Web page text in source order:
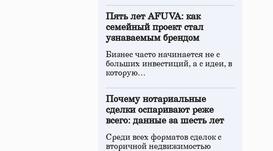
Пять лет AFUVA: как
семейный проект стал
узнаваемым брендом
Бизнес часто начинается не с
больших инвестиций, а с идеи, в
которую…
Почему нотариальные
сделки оспаривают реже
всего: данные за шесть лет
Среди всех форматов сделок с
вторичной недвижимостью